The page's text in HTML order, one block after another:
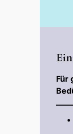
Für